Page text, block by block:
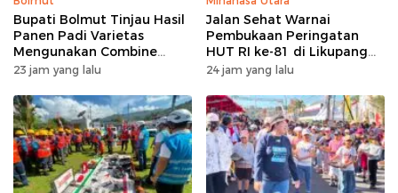
Bupati Bolmut Tinjau Hasil
Panen Padi Varietas
Mengunakan Combine
Harvester
23 jam yang lalu
Jalan Sehat Warnai
Pembukaan Peringatan
HUT RI ke-81 di Likupang
Barat
24 jam yang lalu